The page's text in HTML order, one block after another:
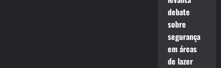
debate
sobre
segurança
em áreas
de lazer